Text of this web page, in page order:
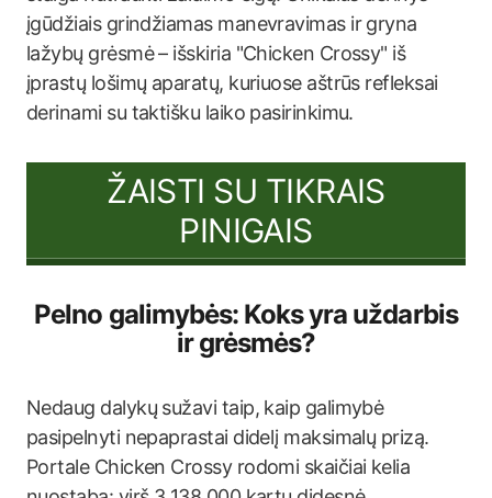
įgūdžiais grindžiamas manevravimas ir gryna
lažybų grėsmė – išskiria "Chicken Crossy" iš
įprastų lošimų aparatų, kuriuose aštrūs refleksai
derinami su taktišku laiko pasirinkimu.
ŽAISTI SU TIKRAIS
PINIGAIS
Pelno galimybės: Koks yra uždarbis
ir grėsmės?
Nedaug dalykų sužavi taip, kaip galimybė
pasipelnyti nepaprastai didelį maksimalų prizą.
Portale Chicken Crossy rodomi skaičiai kelia